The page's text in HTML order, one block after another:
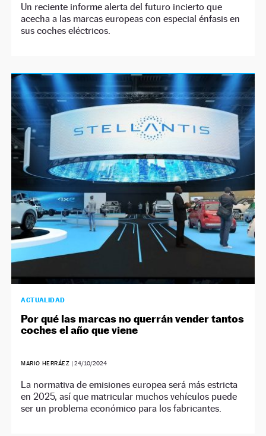
Un reciente informe alerta del futuro incierto que
acecha a las marcas europeas con especial énfasis en
sus coches eléctricos.
ACTUALIDAD
Por qué las marcas no querrán vender tantos
coches el año que viene
MARIO HERRÁEZ | 24/10/2024
La normativa de emisiones europea será más estricta
en 2025, así que matricular muchos vehículos puede
ser un problema económico para los fabricantes.